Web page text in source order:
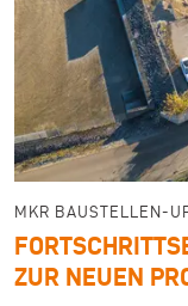
MKR BAUSTELLEN-
ZUR NEUEN